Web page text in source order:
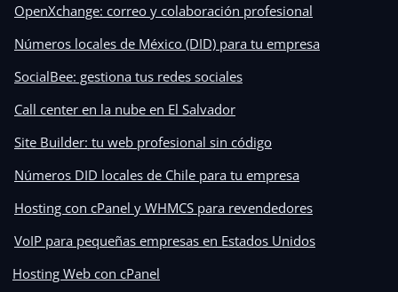
OpenXchange: correo y colaboración profesional
Números locales de México (DID) para tu empresa
SocialBee: gestiona tus redes sociales
Call center en la nube en El Salvador
Site Builder: tu web profesional sin código
Números DID locales de Chile para tu empresa
Hosting con cPanel y WHMCS para revendedores
VoIP para pequeñas empresas en Estados Unidos
Hosting Web con cPanel